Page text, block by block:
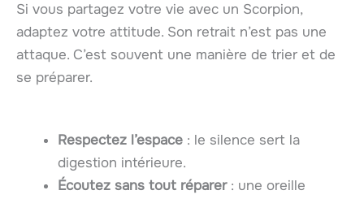
Si vous partagez votre vie avec un Scorpion,
adaptez votre attitude. Son retrait n’est pas une
attaque. C’est souvent une manière de trier et de
se préparer.
Respectez l’espace : le silence sert la
digestion intérieure.
Écoutez sans tout réparer: une oreille